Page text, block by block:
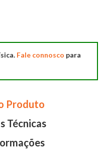
Fale connosco para
Produto
Técnicas